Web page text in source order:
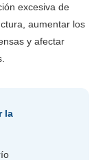
excesiva de
aumentar los
y afectar
la